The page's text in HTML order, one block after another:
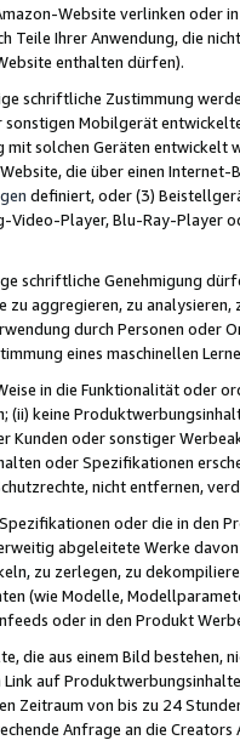
Website verlinken oder
Teile Ihrer Anwendung, die
enthalten dürfen).
schriftliche Zustimmung
Mobilgerät
solchen Geräten
die über einen
definiert, oder (3)
Player, Blu-Ray-Player
schriftliche Genehmigung
aggregieren, zu
durch Personen
eines maschinellen
in die Funktionalität oder
(ii) keine
oder sonstiger
oder Spezifikationen
nicht entfernen,
oder die in
abgeleitete Werke
zu zerlegen, zu
(wie Modelle,
oder in den Produkt
die aus einem Bild bestehen,
auf
Zeitraum von bis zu 24
Anfrage an die